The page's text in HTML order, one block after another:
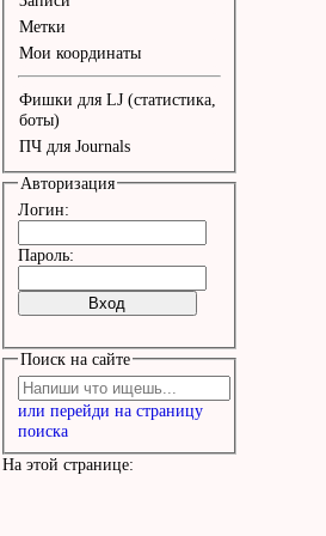
Что случилось
Непокоренная
Непокоренная
Эй, что
Эй, что
Видишь -
Метки
Мои координаты
Фишки для LJ (статистика,
боты)
ПЧ для Journals
Авторизация
Логин:
Пароль:
Поиск на сайте
или перейди на страницу
поиска
На этой странице: